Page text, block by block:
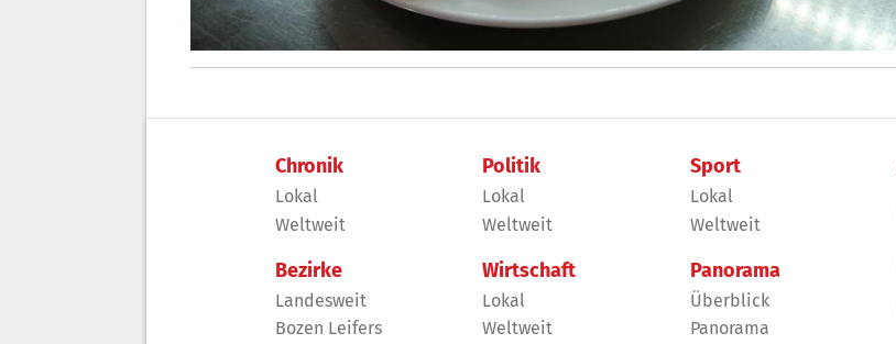
Chronik
Lokal
Weltweit
Bezirke
Landesweit
Bozen Leifers
Politik
Lokal
Weltweit
Wirtschaft
Lokal
Weltweit
Sport
Lokal
Weltweit
Panorama
Überblick
Panorama